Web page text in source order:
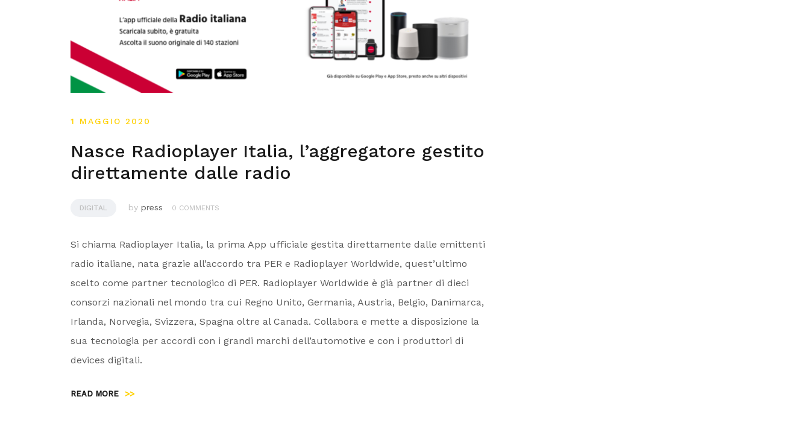
1 MAGGIO 2020
Nasce Radioplayer Italia, l’aggregatore gestito
direttamente dalle radio
DIGITAL by press 0 COMMENTS
Si chiama Radioplayer Italia, la prima App ufficiale gestita direttamente dalle emittenti
radio italiane, nata grazie all’accordo tra PER e Radioplayer Worldwide, quest’ultimo
scelto come partner tecnologico di PER. Radioplayer Worldwide è già partner di dieci
consorzi nazionali nel mondo tra cui Regno Unito, Germania, Austria, Belgio, Danimarca,
Irlanda, Norvegia, Svizzera, Spagna oltre al Canada. Collabora e mette a disposizione la
sua tecnologia per accordi con i grandi marchi dell’automotive e con i produttori di
devices digitali.
READ MORE >>